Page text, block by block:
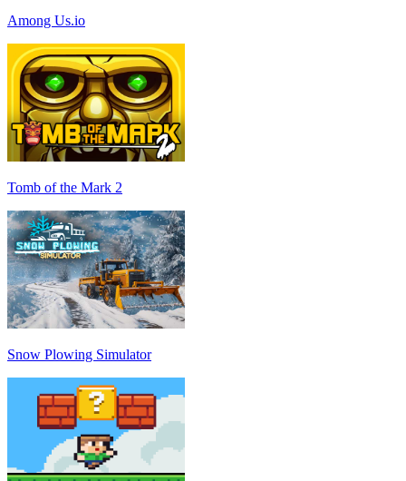
Among Us.io
Tomb of the Mark 2
Snow Plowing Simulator